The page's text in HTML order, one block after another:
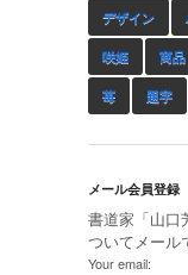
デザイン
咲姫 商品
苺 題字
メール会員登録
書道家「山口
ついてメール
Your email: